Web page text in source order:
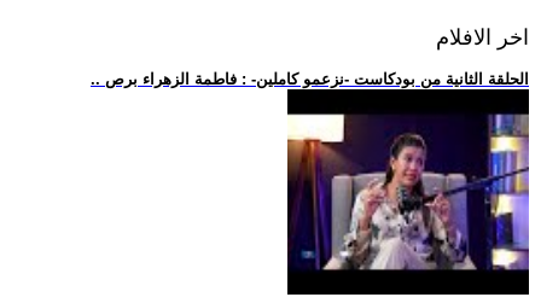
اخر الافلام
.. الحلقة الثانية من بودكاست -نزعمو كاملين- : فاطمة الزهراء برص